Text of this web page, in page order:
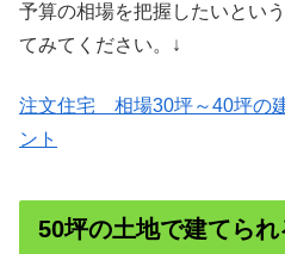
予算の相場を把握したいとい
てみてください。↓
注文住宅 相場30坪～40坪の
ント
50坪の土地で建てら